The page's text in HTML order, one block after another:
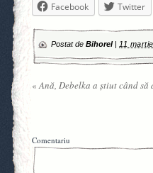
Facebook Twitter
Postat de Bihorel| 11
«Ană, Debelka a știut când să
Comentariu